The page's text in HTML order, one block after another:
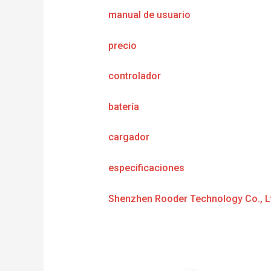
manual de usuario
precio
controlador
batería
cargador
especificaciones
Shenzhen Rooder Technology Co.,